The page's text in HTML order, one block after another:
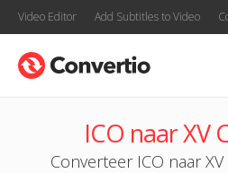
Video Editor Add Subtitles to Video
ICO naar XV
Converteer ICO naar